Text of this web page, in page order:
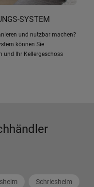
SYSTEM
und nutzbar machen?
können Sie
und Ihr Kellergeschoss
Schriesheim